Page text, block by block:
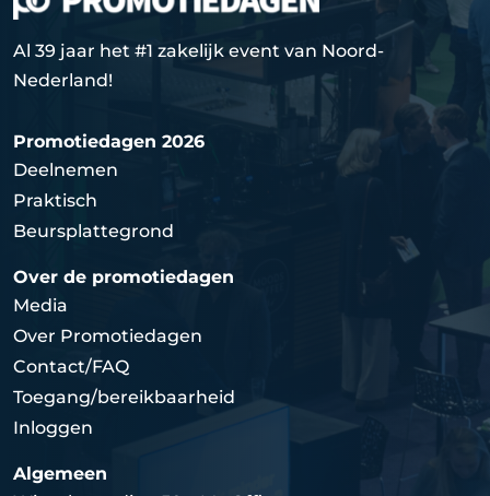
Al 39 jaar het #1 zakelijk event van Noord-
Nederland!
Promotiedagen 2026
Deelnemen
Praktisch
Beursplattegrond
Over de promotiedagen
Media
Over Promotiedagen
Contact/FAQ
Toegang/bereikbaarheid
Inloggen
Algemeen